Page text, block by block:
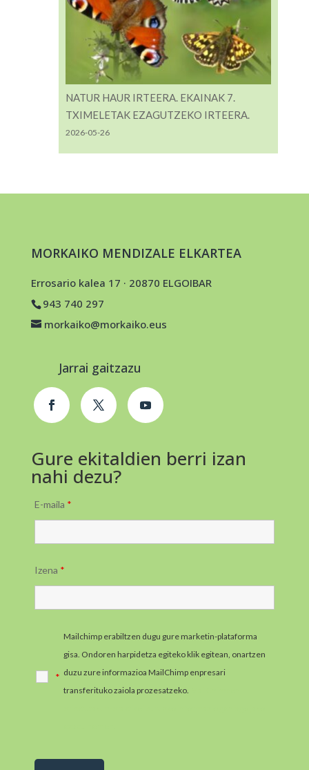
NATUR HAUR IRTEERA. EKAINAK 7.
TXIMELETAK EZAGUTZEKO IRTEERA.
2026-05-26
MORKAIKO MENDIZALE ELKARTEA
Errosario kalea 17 · 20870 ELGOIBAR
943 740 297
morkaiko@morkaiko.eus
Jarrai gaitzazu
Gure ekitaldien berri izan
nahi dezu?
E-maila *
Izena *
*
Mailchimp erabiltzen dugu gure marketin-plataforma
gisa. Ondoren harpidetza egiteko klik egitean, onartzen
duzu zure informazioa MailChimp enpresari
transferituko zaiola prozesatzeko.